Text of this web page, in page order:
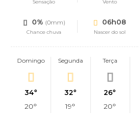
Sensação Vento
0% (0mm)
Chance chuva
06h08
Nascer do sol
Domingo
34°
20°
Segunda
32°
19°
Terça
26°
20°